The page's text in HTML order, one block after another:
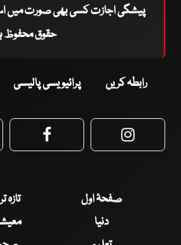
پیشگی اجازت کسی بھی صورت میں
حقوق محفوظ
رابطہ کریں پرائیویسی پالیسی
Facebook
صفحۂ اول تازہ
دنیا